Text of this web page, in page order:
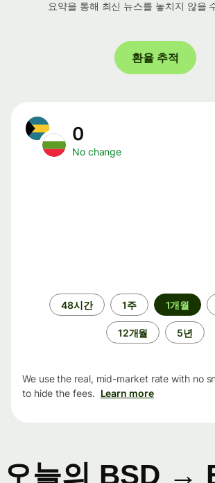
요약을 통해 최신 뉴스를 놓치지 않을
환율 추적
0
No change
48시간 1주 1개월
12개월 5년
We use the real, mid-market rate with no
to hide the fees. Learn more
오늘의 BSD →